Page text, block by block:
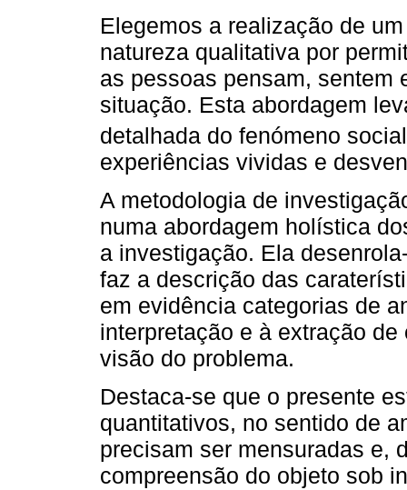
Elegemos a realização de
natureza qualitativa por
as pessoas pensam, sentem
situação. Esta abordagem
detalhada do fenómeno
experiências vividas e
A metodologia de
numa abordagem holística
a investigação. Ela
faz a descrição das
em evidência categorias de
interpretação e à extração
visão do problema.
Destaca-se que o presente
quantitativos, no sentido de
precisam ser mensuradas e,
compreensão do objeto sob